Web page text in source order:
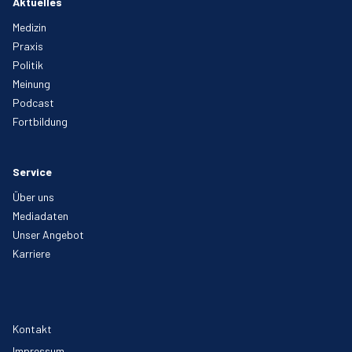
Medizin
Praxis
Politik
Meinung
Podcast
Fortbildung
Service
Über uns
Mediadaten
Unser Angebot
Karriere
Kontakt